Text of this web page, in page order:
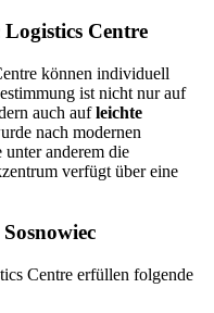
Centre
können individuell
ist nicht nur auf
auch aufleichte
nach modernen
anderem die
verfügt über eine
Centre erfüllen folgende